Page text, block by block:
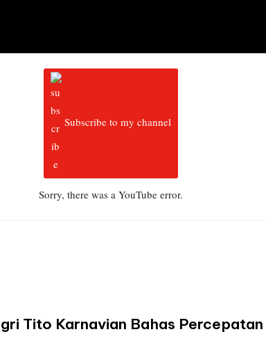
Subscribe to my channel
Sorry, there was a YouTube error.
Tito Karnavian Bahas Percepatan